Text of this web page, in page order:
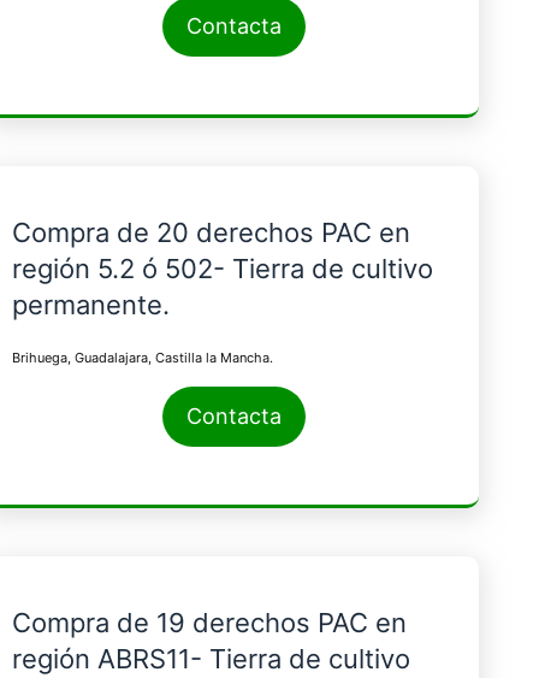
Contacta
Compra de 20 derechos PAC en
región 5.2 ó 502- Tierra de cultivo
permanente.
Brihuega, Guadalajara, Castilla la Mancha.
Contacta
Compra de 19 derechos PAC en
región ABRS11- Tierra de cultivo